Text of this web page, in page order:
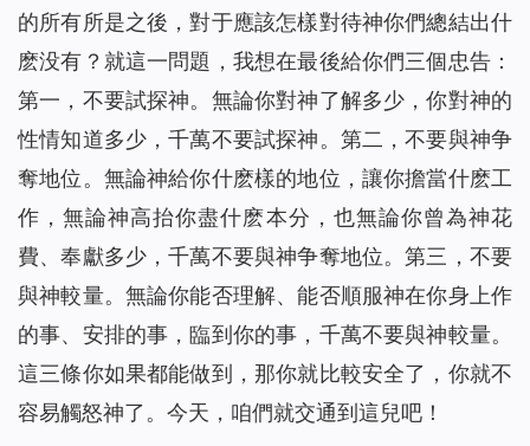
的所有所是之後，對于應該怎樣對待神你們總結出什
麽没有？就這一問題，我想在最後給你們三個忠告：
第一，不要試探神。無論你對神了解多少，你對神的
性情知道多少，千萬不要試探神。第二，不要與神争
奪地位。無論神給你什麽樣的地位，讓你擔當什麽工
作，無論神高抬你盡什麽本分，也無論你曾為神花
費、奉獻多少，千萬不要與神争奪地位。第三，不要
與神較量。無論你能否理解、能否順服神在你身上作
的事、安排的事，臨到你的事，千萬不要與神較量。
這三條你如果都能做到，那你就比較安全了，你就不
容易觸怒神了。今天，咱們就交通到這兒吧！